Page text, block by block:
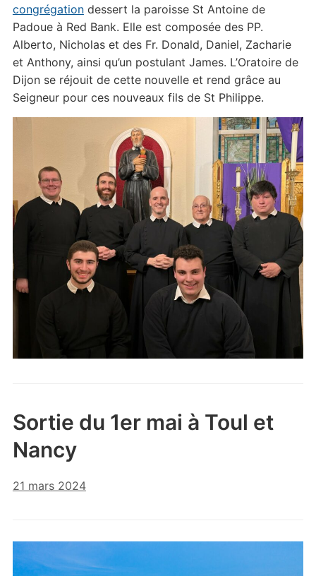
congrégationdessert la paroisse St Antoine de
Padoue à Red Bank. Elle est composée des PP.
Alberto, Nicholas et des Fr. Donald, Daniel, Zacharie
et Anthony, ainsi qu’un postulant James. L’Oratoire de
Dijon se réjouit de cette nouvelle et rend grâce au
Seigneur pour ces nouveaux fils de St Philippe.
Sortie du 1er mai à Toul et
Nancy
21 mars 2024